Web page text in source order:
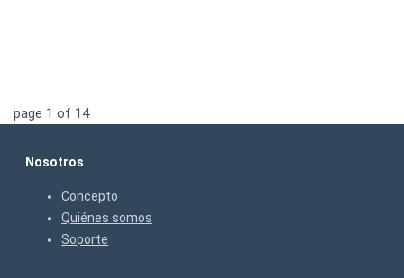
page 1 of 14
Nosotros
Concepto
Quiénes somos
Soporte